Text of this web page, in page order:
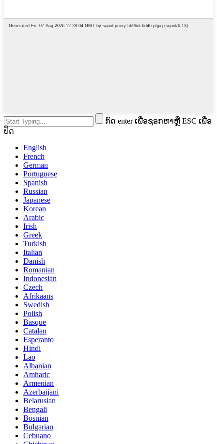
ກົດ enter ເພື່ອຊອກຫາຫຼື ESC ເພື່ອ
ປິດ
English
French
German
Portuguese
Spanish
Russian
Japanese
Korean
Arabic
Irish
Greek
Turkish
Italian
Danish
Romanian
Indonesian
Czech
Afrikaans
Swedish
Polish
Basque
Catalan
Esperanto
Hindi
Lao
Albanian
Amharic
Armenian
Azerbaijani
Belarusian
Bengali
Bosnian
Bulgarian
Cebuano